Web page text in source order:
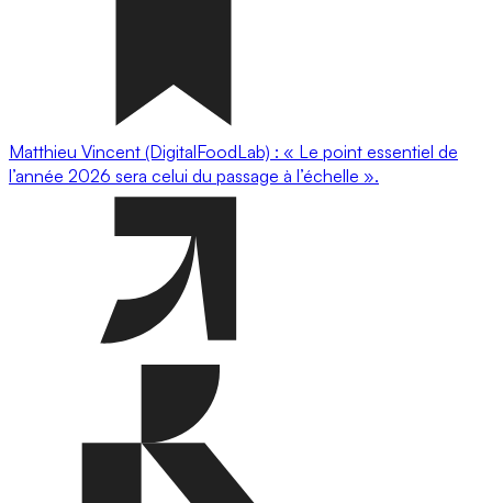
Matthieu Vincent (DigitalFoodLab) : « Le point essentiel de
l’année 2026 sera celui du passage à l’échelle ».